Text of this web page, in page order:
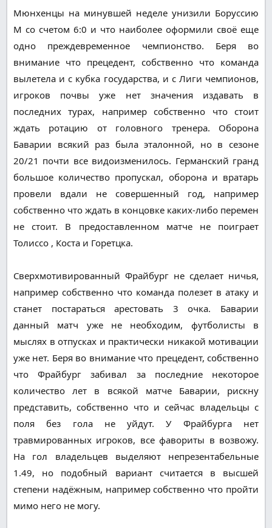
Мюнхенцы на минувшей неделе унизили Боруссию
М со счетом 6:0 и что наиболее оформили своё еще
одно преждевременное чемпионство. Беря во
внимание что прецедент, собственно что команда
вылетела и с кубка государства, и с Лиги чемпионов,
игроков почвы уже нет значения издавать в
последних турах, например собственно что стоит
ждать ротацию от головного тренера. Оборона
Баварии всякий раз была эталонной, но в сезоне
20/21 почти все видоизменилось. Германский гранд
большое количество пропускал, оборона и вратарь
провели вдали не совершенный год, например
собственно что ждать в концовке каких-либо перемен
не стоит. В предоставленном матче не поиграет
Толиссо , Коста и Горетцка.
Сверхмотивированный Фрайбург не сделает ничья,
например собственно что команда полезет в атаку и
станет постараться арестовать 3 очка. Баварии
данный матч уже не необходим, футболисты в
мыслях в отпусках и практически никакой мотивации
уже нет. Беря во внимание что прецедент, собственно
что Фрайбург забивал за последние некоторое
количество лет в всякой матче Баварии, рискну
представить, собственно что и сейчас владельцы с
поля без гола не уйдут. У Фрайбурга нет
травмированных игроков, все фавориты в возвожу.
На гол владельцев выделяют непрезентабельные
1.49, но подобный вариант считается в высшей
степени надёжным, например собственно что пройти
мимо него не могу.